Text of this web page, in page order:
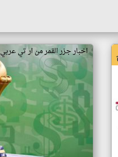
اخبار جزر القمر من ار تي عربي